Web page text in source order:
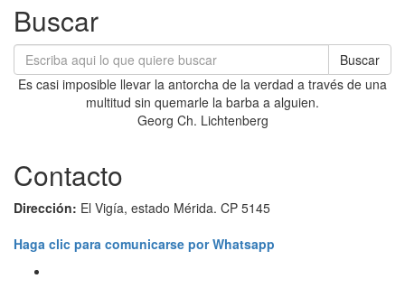
Buscar
Buscar
Es casi imposible llevar la antorcha de la verdad a través de una
multitud sin quemarle la barba a alguien.
Georg Ch. Lichtenberg
Contacto
Dirección: El Vigía, estado Mérida. CP 5145
Haga clic para comunicarse por Whatsapp